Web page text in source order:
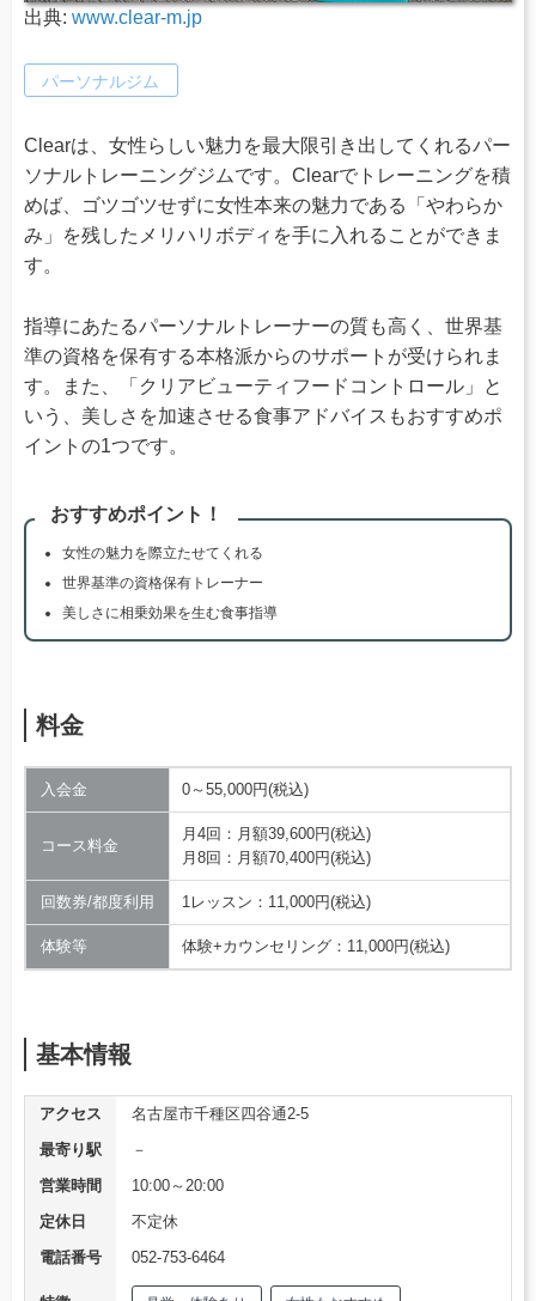
出典: www.clear-m.jp
パーソナルジム
Clearは、女性らしい魅力を最大限引き出してくれるパー
ソナルトレーニングジムです。Clearでトレーニングを積
めば、ゴツゴツせずに女性本来の魅力である「やわらか
み」を残したメリハリボディを手に入れることができま
す。
指導にあたるパーソナルトレーナーの質も高く、世界基
準の資格を保有する本格派からのサポートが受けられま
す。また、「クリアビューティフードコントロール」と
いう、美しさを加速させる食事アドバイスもおすすめポ
イントの1つです。
おすすめポイント！
女性の魅力を際立たせてくれる
世界基準の資格保有トレーナー
美しさに相乗効果を生む食事指導
料金
入会金 0～55,000円(税込)
コース料金
月4回：月額39,600円(税込)
月8回：月額70,400円(税込)
回数券/都度利用 1レッスン：11,000円(税込)
体験等 体験+カウンセリング：11,000円(税込)
基本情報
アクセス
名古屋市千種区四谷通2-5
最寄り駅
－
営業時間
10:00～20:00
定休日
不定休
電話番号
052-753-6464